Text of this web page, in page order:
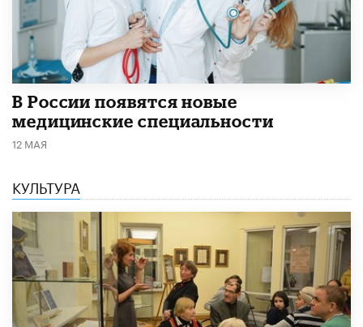
В России появятся новые
медицинские специальности
12 МАЯ
КУЛЬТУРА